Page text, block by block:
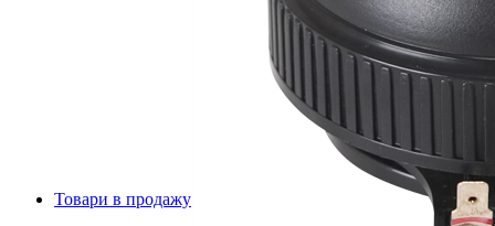
Товари в продажу